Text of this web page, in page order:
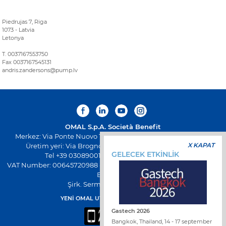
Piedrujas 7, Riga
1073 - Latvia
Letonya
T. 0037167553750
Fax 0037167545131
andris.zandersons@pump.lv
OMAL S.p.A. Società Benefit
Merkez: Via Ponte Nuovo 11, Rodengo Saiano (Brescia) Italya
Üretim yeri: Via Brognolo 12, Passirano (Brescia) Italya
Tel +39 0308900145 Faks +39 0308900423
VAT Number: 00645720988 - Fiscal Code: 01661640175 - Sicil REA
BS-258271
Şirk. Serm. € 500.000,00 I.V
YENİ OMAL UYGULAMASINI İNDİRİN
X KAPAT
GELECEK ETKİNLİK
Gastech 2026
Bangkok, Thailand, 14 - 17 september